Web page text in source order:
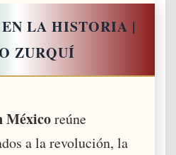
LA HISTORIA |
ZURQUÍ
Méxicoreúne
a la revolución, la